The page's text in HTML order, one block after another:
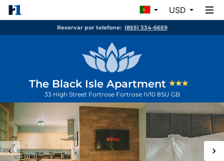
USD
Reservar por telefone: (855) 334-6659
The Black Isle Apartment
33 High Street Fortrose Fortrose IV10 8SU GB